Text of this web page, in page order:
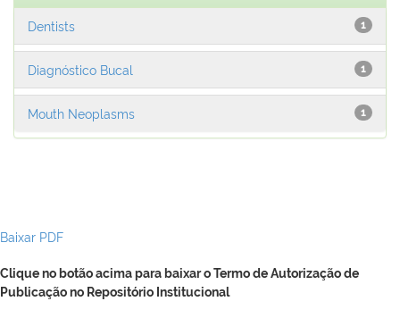
1
Dentists
1
Diagnóstico Bucal
1
Mouth Neoplasms
Baixar PDF
Clique no botão acima para baixar o Termo de Autorização de
Publicação no Repositório Institucional